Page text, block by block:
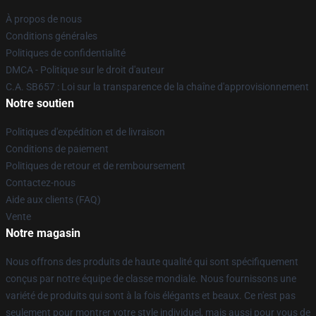
À propos de nous
Conditions générales
Politiques de confidentialité
DMCA - Politique sur le droit d'auteur
C.A. SB657 : Loi sur la transparence de la chaîne d'approvisionnement
Notre soutien
Politiques d'expédition et de livraison
Conditions de paiement
Politiques de retour et de remboursement
Contactez-nous
Aide aux clients (FAQ)
Vente
Notre magasin
Nous offrons des produits de haute qualité qui sont spécifiquement
conçus par notre équipe de classe mondiale. Nous fournissons une
variété de produits qui sont à la fois élégants et beaux. Ce n'est pas
seulement pour montrer votre style individuel, mais aussi pour vous de